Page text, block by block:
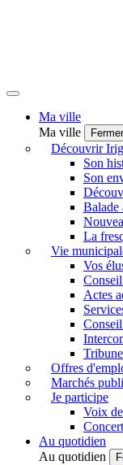
Ma ville
Ma ville
Découvrir
Son
Son
Balade
La
Vie
Vos
Actes
Offres
Marchés
Je participe
Voix
Au quotidien
Au quotidien